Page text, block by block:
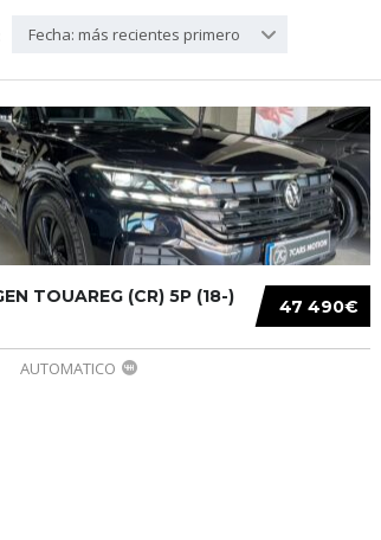
Fecha: más recientes primero
47 490€
TOUAREG (CR) 5P (18-)
AUTOMATICO